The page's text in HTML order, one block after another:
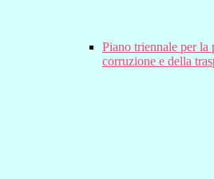
Piano triennale per la
corruzione e della